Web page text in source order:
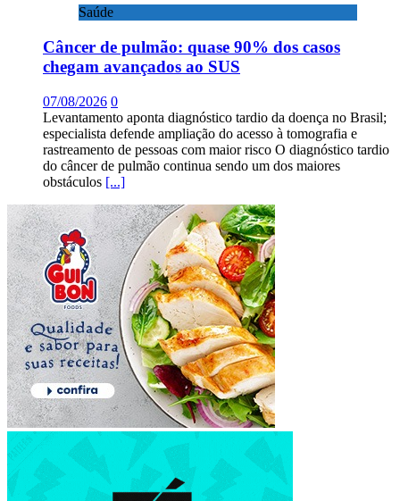
Saúde
Câncer de pulmão: quase 90% dos casos
chegam avançados ao SUS
07/08/2026 0
Levantamento aponta diagnóstico tardio da doença no Brasil;
especialista defende ampliação do acesso à tomografia e
rastreamento de pessoas com maior risco O diagnóstico tardio
do câncer de pulmão continua sendo um dos maiores
obstáculos [...]